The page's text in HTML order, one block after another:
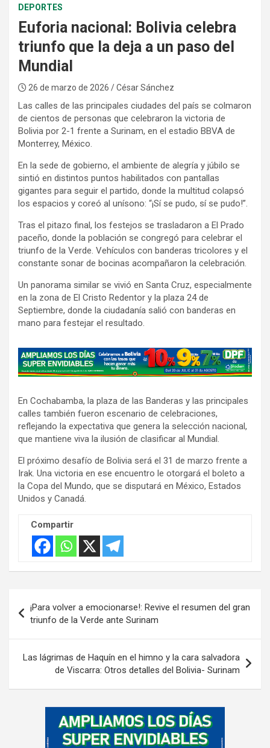
DEPORTES
Euforia nacional: Bolivia celebra
triunfo que la deja a un paso del
Mundial
26 de marzo de 2026 / César Sánchez
Las calles de las principales ciudades del país se colmaron
de cientos de personas que celebraron la victoria de
Bolivia por 2-1 frente a Surinam, en el estadio BBVA de
Monterrey, México.
En la sede de gobierno, el ambiente de alegría y júbilo se
sintió en distintos puntos habilitados con pantallas
gigantes para seguir el partido, donde la multitud colapsó
los espacios y coreó al unísono: “¡Sí se pudo, sí se pudo!”.
Tras el pitazo final, los festejos se trasladaron a El Prado
paceño, donde la población se congregó para celebrar el
triunfo de la Verde. Vehículos con banderas tricolores y el
constante sonar de bocinas acompañaron la celebración.
Un panorama similar se vivió en Santa Cruz, especialmente
en la zona de El Cristo Redentor y la plaza 24 de
Septiembre, donde la ciudadanía salió con banderas en
mano para festejar el resultado.
A
d
e
r
t
s
e
m
n
En Cochabamba, la plaza de las Banderas y las principales
calles también fueron escenario de celebraciones,
reflejando la expectativa que genera la selección nacional,
que mantiene viva la ilusión de clasificar al Mundial.
El próximo desafío de Bolivia será el 31 de marzo frente a
Irak. Una victoria en ese encuentro le otorgará el boleto a
la Copa del Mundo, que se disputará en México, Estados
Unidos y Canadá.
Compartir
de
entradas
¡Para volver a emocionarse!: Revive el resumen del gran
triunfo de la Verde ante Surinam
Las lágrimas de Haquín en el himno y la cara salvadora
de Viscarra: Otros detalles del Bolivia- Surinam